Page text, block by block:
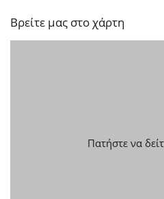
Βρείτε μας στο χάρτη
Πατήστε να